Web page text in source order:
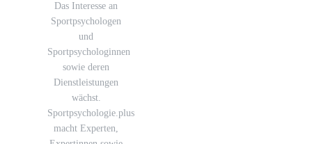
Das Interesse an
Sportpsychologen
und
Sportpsychologinnen
sowie deren
Dienstleistungen
wächst.
Sportpsychologie.plus
macht Experten,